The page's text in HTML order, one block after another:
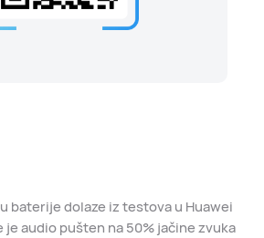
baterije dolaze iz testova u Huawei
audio pušten na 50% jačine zvuka